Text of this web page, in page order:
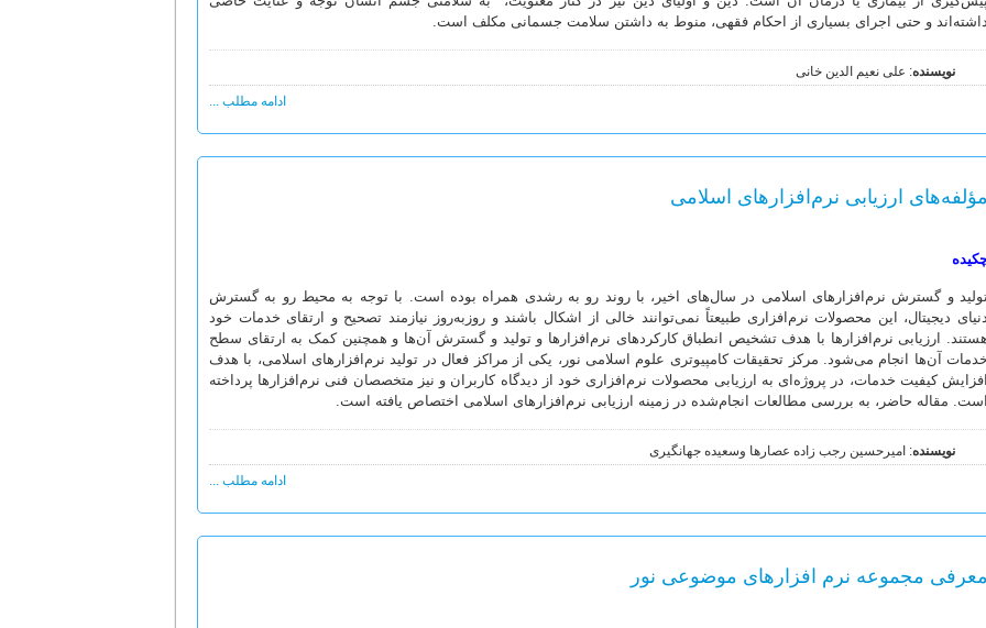
داشته‌اند و حتی اجرای بسیاری از احکام فقهی، منوط به داشتن سلامت جسمانی مکلف است.
نویسنده: علی نعیم الدین خانی
ادامه مطلب ...
مؤلفه‌های ارزیابی نرم‌افزارهای اسلامی
و گسترش نرم‌افزارهای اسلامی در سال‌های اخیر، با روند رو به ‌رشدی همراه بوده است. با توجه به محیط رو به گسترش
دنیای دیجیتال، این محصولات نرم‌افزاری طبیعتاً نمی‌توانند خالی از اشکال باشند و روزبه‌روز نیازمند تصحیح و ارتقای خدمات خود
هستند. ارزیابی نرم‌افزارها با هدف تشخیص انطباق کارکردهای نرم‌افزارها و تولید و گسترش آن‌ها و همچنین کمک به ارتقای سطح
خدمات آن‌ها انجام می‌شود. مرکز تحقیقات کامپیوتری علوم اسلامی نور، یکی از مراکز فعال در تولید نرم‌افزارهای اسلامی، با هدف
افزایش کیفیت خدمات، در پروژه‌ای به ارزیابی محصولات نرم‌افزاری خود از دیدگاه کاربران و نیز متخصصان فنی نرم‌افزارها ‌پرداخته
است. مقاله حاضر، به بررسی مطالعات انجام‌شده در زمینه ارزیابی نرم‌افزارهای اسلامی اختصاص یافته است.
نویسنده: امیرحسین رجب زاده عصارها وسعیده جهانگیری
ادامه مطلب ...
معرفی مجموعه نرم­ افزارهای موضوعی نور